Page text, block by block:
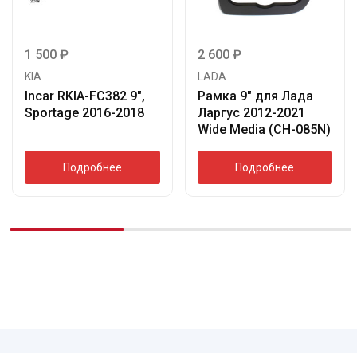
1 500 ₽
KIA
Incar RKIA-FC382 9″,
Sportage 2016-2018
Подробнее
2 600 ₽
LADA
Рамка 9″ для Лада
Ларгус 2012-2021
Wide Media (CH-085N)
Подробнее